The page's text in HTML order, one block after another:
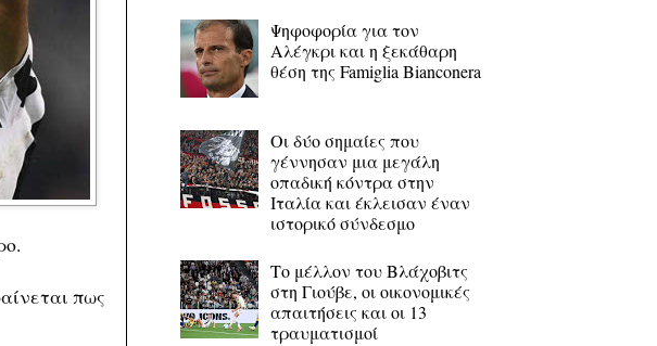
πως
Ψηφοφορία για τον
Αλέγκρι και η ξεκάθαρη
θέση της Famiglia Bianconera
Οι δύο σημαίες που
γέννησαν μια μεγάλη
οπαδική κόντρα στην
Ιταλία και έκλεισαν έναν
ιστορικό σύνδεσμο
Το μέλλον του Βλάχοβιτς
στη Γιούβε, οι οικονομικές
απαιτήσεις και οι 13
τραυματισμοί